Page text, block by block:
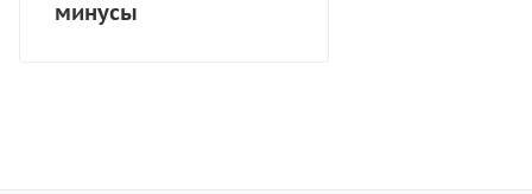
минусы